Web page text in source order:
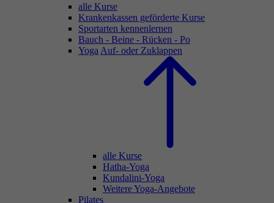
alle Kurse
Krankenkassen geförderte Kurse
Sportarten kennenlernen
Bauch - Beine - Rücken - Po
Yoga Auf- oder Zuklappen
alle Kurse
Hatha-Yoga
Kundalini-Yoga
Weitere Yoga-Angebote
Pilates